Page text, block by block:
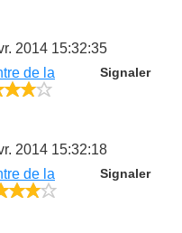
2014 15:32:35
Signaler
de la
2014 15:32:18
Signaler
de la